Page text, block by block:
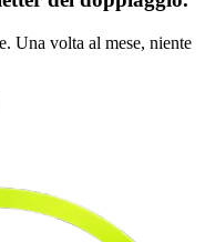
Una volta al mese, niente